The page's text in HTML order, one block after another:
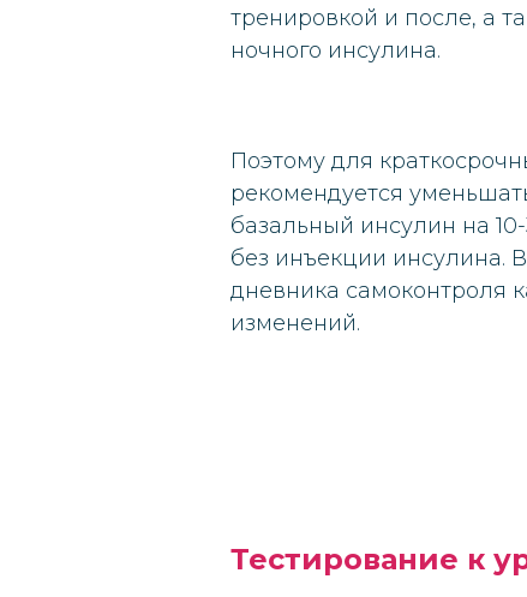
тренировкой и после, а
ночного инсулина.
Поэтому для
рекомендуется
базальный инсулин на
без инъекции инсулина.
дневника самоконтроля
изменений.
Тестирование к